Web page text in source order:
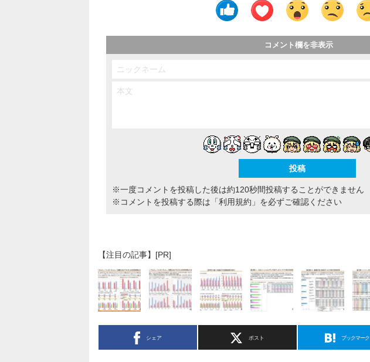
コメント欄を非表示
※一度コメントを投稿した後は約120秒間投稿することができません
※コメントを投稿する際は 「利用規約」 を必ずご確認ください
【注目の記事】[PR]
シェア ポスト ブックマーク